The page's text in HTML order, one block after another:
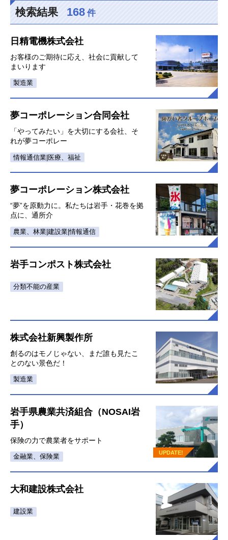
検索結果 168 件
日精電機株式会社
お客様のご期待に応え、社会に貢献して
まいります
製造業
夢コーポレーション合同会社
「やってみたい」を大切にする会社、そ
れが夢コーポレー
情報通信業|医療、福祉
夢コーポレーション株式会社
“夢”を原動力に。私たちは岩手・花巻を拠
点に、通所介
農業、林業|建設業|情報通信
岩手コンポスト株式会社
分類不能の産業
株式会社新興製作所
創るのはモノじゃない、まだ誰も見たこ
とのない景色だ！
製造業
UPDATE!
岩手県農業共済組合（NOSAI岩
手）
保険の力で農業者をサポート
金融業、保険業
大和建設株式会社
建設業